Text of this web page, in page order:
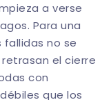
a verse
Para una
no se
el cierre
con
que los